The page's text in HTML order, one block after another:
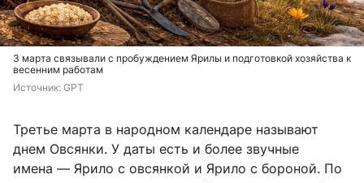
3 марта связывали с пробуждением Ярилы и подготовкой хозяйства к
весенним работам
Источник: GPT
Третье марта в народном календаре называют
днем Овсянки. У даты есть и более звучные
имена — Ярило с овсянкой и Ярило с бороной. По